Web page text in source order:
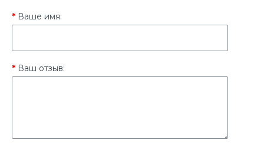
Ваше имя:
Ваш отзыв: